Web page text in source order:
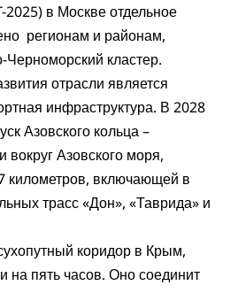
2025) в Москве отдельное
регионам и районам,
кластер.
отрасли является
инфраструктура. В 2028
Азовского кольца –
вокруг Азовского моря,
километров, включающей в
трасс «Дон», «Таврида» и
коридор в Крым,
на пять часов. Оно соединит